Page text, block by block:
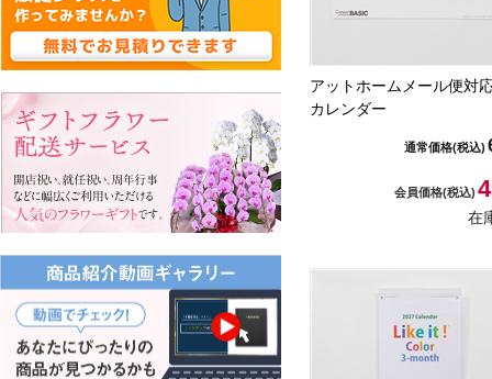
アットホームメール便対
カレンダー
通常価格(税込)
会員価格(税込)
在